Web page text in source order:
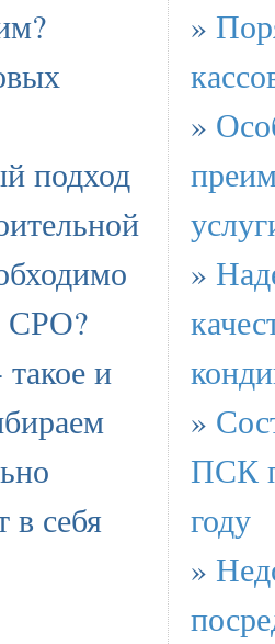
подход
СРО?
и
в себя
»
»
»
»
ПСК
году
»